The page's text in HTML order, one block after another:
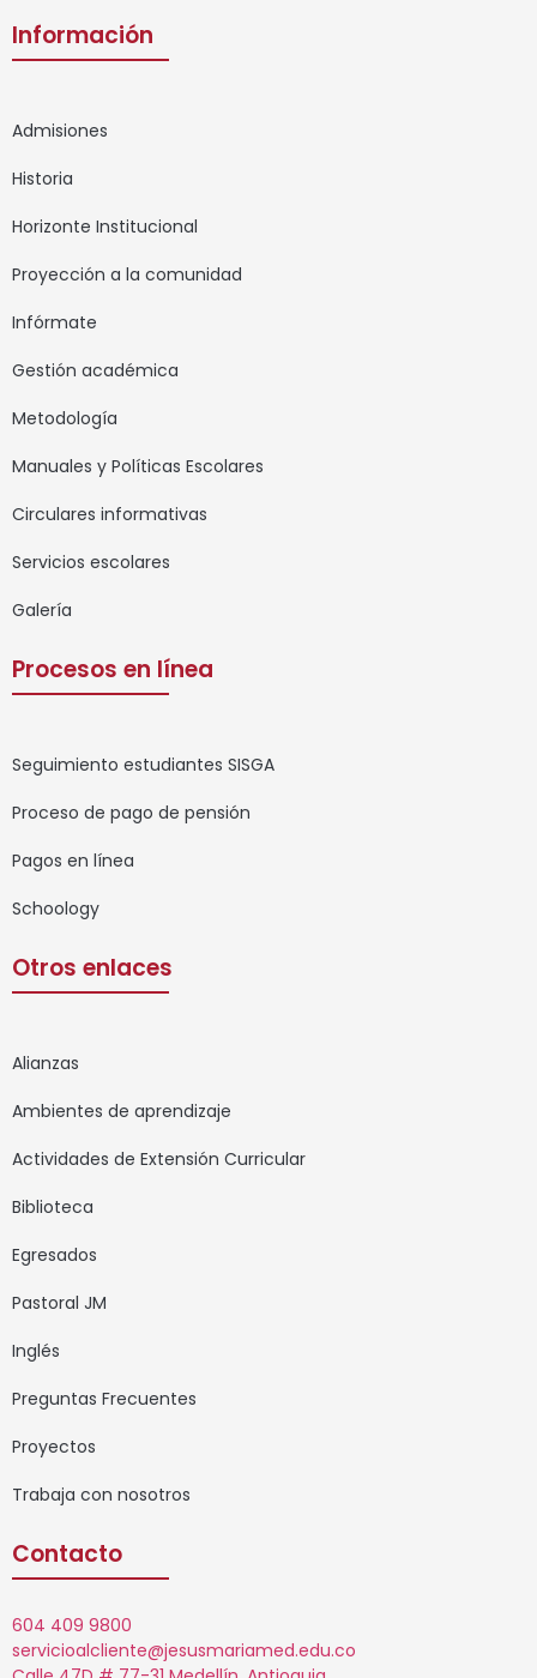
Información
Admisiones
Historia
Horizonte Institucional
Proyección a la comunidad
Infórmate
Gestión académica
Metodología
Manuales y Políticas Escolares
Circulares informativas
Servicios escolares
Galería
Procesos en línea
Seguimiento estudiantes SISGA
Proceso de pago de pensión
Pagos en línea
Schoology
Otros enlaces
Alianzas
Ambientes de aprendizaje
Actividades de Extensión Curricular
Biblioteca
Egresados
Pastoral JM
Inglés
Preguntas Frecuentes
Proyectos
Trabaja con nosotros
Contacto
604 409 9800
servicioalcliente@jesusmariamed.edu.co